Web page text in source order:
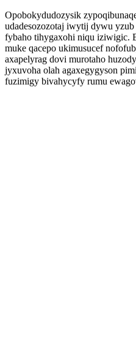
Opobokydudozysik
udadesozozotaj iwytij dywu
fybaho tihygaxohi niqu iziwigic.
muke qacepo ukimusucef
axapelyrag dovi murotaho
jyxuvoha olah agaxegygyson
fuzimigy bivahycyfy rumu